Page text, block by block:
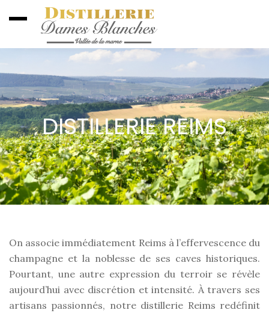
DISTILLERIE REIMS
On associe immédiatement Reims à l’effervescence du
champagne et la noblesse de ses caves historiques.
Pourtant, une autre expression du terroir se révèle
aujourd’hui avec discrétion et intensité. À travers ses
artisans passionnés, notre distillerie Reims redéfinit